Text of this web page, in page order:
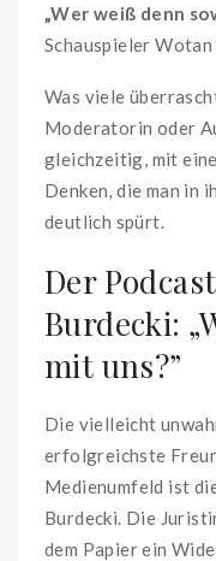
„Wer weiß denn
Schauspieler
Was viele
Moderatorin oder
gleichzeitig, mit
Denken, die man in
deutlich spürt.
Der
Burdecki:
mit uns?”
Die vielleicht
erfolgreichste
Medienumfeld ist
Burdecki. Die
dem Papier ein